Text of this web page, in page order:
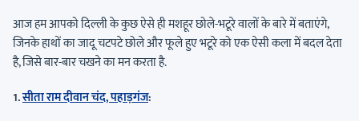
आज हम आपको दिल्ली के कुछ ऐसे ही मशहूर छोले-भटूरे वालों के बारे में बताएंगे,
जिनके हाथों का जादू चटपटे छोले और फूले हुए भटूरे को एक ऐसी कला में बदल देता
है, जिसे बार-बार चखने का मन करता है.
1.सीता राम दीवान चंद, पहाड़गंज: